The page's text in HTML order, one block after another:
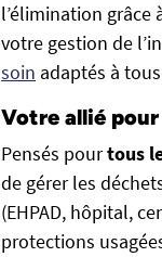
l’élimination grâce
votre gestion de
soin adaptés à
Votre allié
Pensés pourtous
de gérer les
(EHPAD, hôpital,
protections